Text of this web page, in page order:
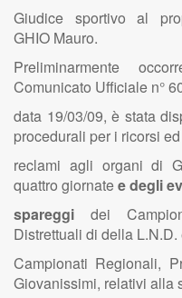
Giudice sportivo al
GHIO Mauro.
Preliminarmente
Comunicato Ufficiale n°
data 19/03/09, è stata
procedurali per i ricorsi
reclami agli organi di
quattro giornatee degli
spareggi dei
Distrettuali di della L.N.D.
Campionati Regionali,
Giovanissimi, relativi alla